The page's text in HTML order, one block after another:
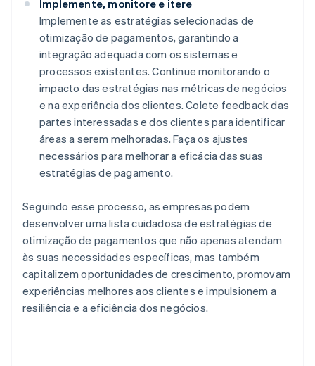
Implemente, monitore e itere
Implemente as estratégias selecionadas de
otimização de pagamentos, garantindo a
integração adequada com os sistemas e
processos existentes. Continue monitorando o
impacto das estratégias nas métricas de negócios
e na experiência dos clientes. Colete feedback das
partes interessadas e dos clientes para identificar
áreas a serem melhoradas. Faça os ajustes
necessários para melhorar a eficácia das suas
estratégias de pagamento.
Seguindo esse processo, as empresas podem
desenvolver uma lista cuidadosa de estratégias de
otimização de pagamentos que não apenas atendam
às suas necessidades específicas, mas também
capitalizem oportunidades de crescimento, promovam
experiências melhores aos clientes e impulsionem a
resiliência e a eficiência dos negócios.